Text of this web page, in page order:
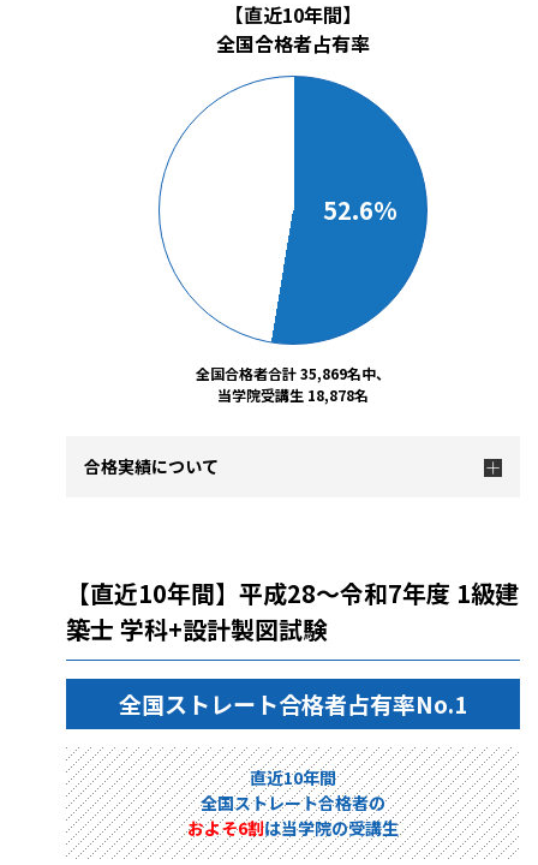
【直近10年間】
全国合格者占有率
52.6%
全国合格者合計 35,869名中、
当学院受講生 18,878名
合格実績について
【直近10年間】平成28～令和7年度 1級建
築士 学科+設計製図試験
全国ストレート合格者占有率No.1
直近10年間
全国ストレート合格者の
およそ6割は当学院の受講生